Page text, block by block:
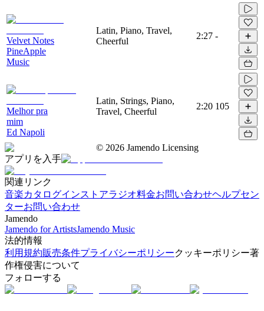
Velvet Notes
PineApple
Music
Latin, Piano, Travel,
Cheerful
2:27 -
Melhor pra
mim
Ed Napoli
Latin, Strings, Piano,
Travel, Cheerful
2:20 105
© 2026 Jamendo Licensing
アプリを入手
関連リンク
音楽カタログインストアラジオ料金お問い合わせヘルプセン
ターお問い合わせ
Jamendo
Jamendo for ArtistsJamendo Music
法的情報
利用規約販売条件プライバシーポリシークッキーポリシー著
作権侵害について
フォローする